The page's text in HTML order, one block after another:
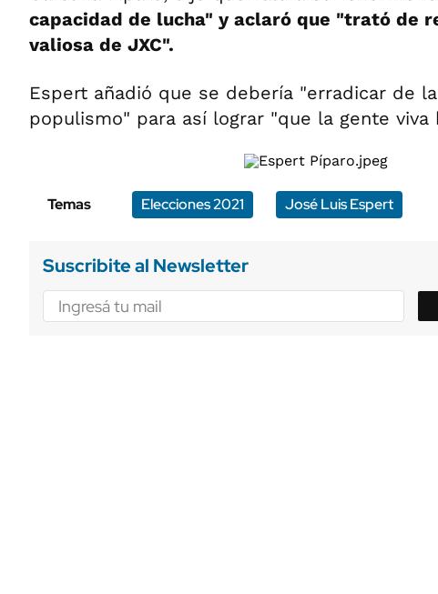
capacidad de lucha" y aclaró que "trató de
valiosa de JXC".
Espert añadió que se debería "erradicar de
populismo" para así lograr "que la gente viva
Temas Elecciones 2021 José Luis Espert
Suscribite al Newsletter